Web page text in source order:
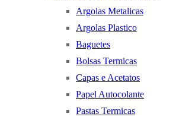
Argolas Metalicas
Argolas Plastico
Baguetes
Bolsas Termicas
Capas e Acetatos
Papel Autocolante
Pastas Termicas